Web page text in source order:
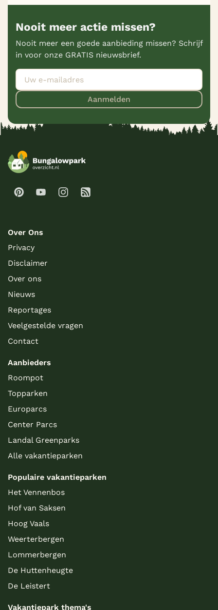
Nooit meer actie missen?
Nooit meer een goede aanbieding missen? Schrijf
in voor onze GRATIS nieuwsbrief.
Aanmelden
Over Ons
Privacy
Disclaimer
Over ons
Nieuws
Reportages
Veelgestelde vragen
Contact
Aanbieders
Roompot
Topparken
Europarcs
Center Parcs
Landal Greenparks
Alle vakantieparken
Populaire vakantieparken
Het Vennenbos
Hof van Saksen
Hoog Vaals
Weerterbergen
Lommerbergen
De Huttenheugte
De Leistert
Vakantiepark thema's